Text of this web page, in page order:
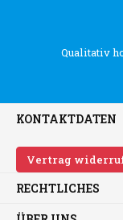
Qualitativ
KONTAKTDATEN
Vertrag
RECHTLICHES